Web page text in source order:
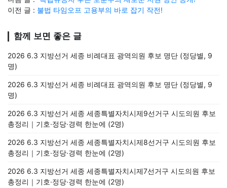
이전 글 : 불법 타임오프 고용부의 바로 잡기 작전!
함께 보면 좋은 글
2026 6.3 지방선거 세종 비례대표 광역의원 후보 명단 (정당별, 9
명)
2026 6.3 지방선거 세종 비례대표 광역의원 후보 명단 (정당별, 9
명)
2026 6.3 지방선거 세종 세종특별자치시제9선거구 시도의원 후보
총정리｜기호·정당·경력 한눈에 (2명)
2026 6.3 지방선거 세종 세종특별자치시제8선거구 시도의원 후보
총정리｜기호·정당·경력 한눈에 (2명)
2026 6.3 지방선거 세종 세종특별자치시제7선거구 시도의원 후보
총정리｜기호·정당·경력 한눈에 (2명)